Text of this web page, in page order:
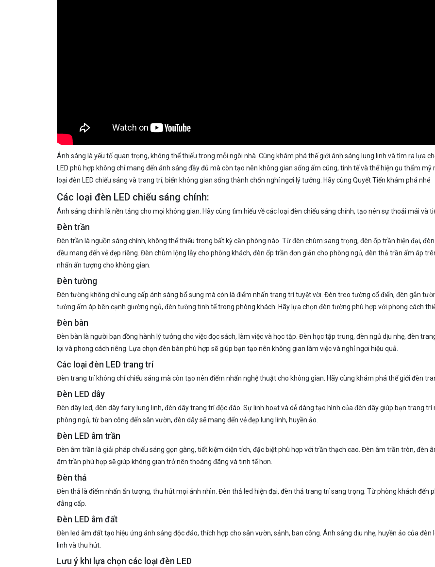
Ánh sáng là yếu tố quan trọng, không thể thiếu trong mỗi ngôi nhà. Cùng khám phá thế giới ánh sáng lung linh và tìm ra lựa
LED phù hợp không chỉ mang đến ánh sáng đầy đủ mà còn tạo nên không gian sống ấm cúng, tinh tế và thể hiện gu thẩm
loại đèn LED chiếu sáng và trang trí, biến không gian sống thành chốn nghỉ ngơi lý tưởng. Hãy cùng Quyết Tiến khám phá nhé
Các loại đèn LED chiếu sáng chính:
Ánh sáng chính là nền tảng cho mọi không gian. Hãy cùng tìm hiểu về các loại đèn chiếu sáng chính, tạo nên sự thoải mái và
Đèn trần
Đèn trần là nguồn sáng chính, không thể thiếu trong bất kỳ căn phòng nào. Từ đèn chùm sang trọng, đèn ốp trần hiện đại,
đều mang đến vẻ đẹp riêng. Đèn chùm lộng lẫy cho phòng khách, đèn ốp trần đơn giản cho phòng ngủ, đèn thả trần ấm áp
nhấn ấn tượng cho không gian.
Đèn tường
Đèn tường không chỉ cung cấp ánh sáng bổ sung mà còn là điểm nhấn trang trí tuyệt vời. Đèn treo tường cổ điển, đèn gắn
tường ấm áp bên cạnh giường ngủ, đèn tường tinh tế trong phòng khách. Hãy lựa chọn đèn tường phù hợp với phong cách
Đèn bàn
Đèn bàn là người bạn đồng hành lý tưởng cho việc đọc sách, làm việc và học tập. Đèn học tập trung, đèn ngủ dịu nhẹ, đèn
lợi và phong cách riêng. Lựa chọn đèn bàn phù hợp sẽ giúp bạn tạo nên không gian làm việc và nghỉ ngơi hiệu quả.
Các loại đèn LED trang trí
Đèn trang trí không chỉ chiếu sáng mà còn tạo nên điểm nhấn nghệ thuật cho không gian. Hãy cùng khám phá thế giới đèn
Đèn LED dây
Đèn dây led, đèn dây fairy lung linh, đèn dây trang trí độc đáo. Sự linh hoạt và dễ dàng tạo hình của đèn dây giúp bạn trang
phòng ngủ, từ ban công đến sân vườn, đèn dây sẽ mang đến vẻ đẹp lung linh, huyền ảo.
Đèn LED âm trần
Đèn âm trần là giải pháp chiếu sáng gọn gàng, tiết kiệm diện tích, đặc biệt phù hợp với trần thạch cao. Đèn âm trần tròn, đèn
âm trần phù hợp sẽ giúp không gian trở nên thoáng đãng và tinh tế hơn.
Đèn thả
Đèn thả là điểm nhấn ấn tượng, thu hút mọi ánh nhìn. Đèn thả led hiện đại, đèn thả trang trí sang trọng. Từ phòng khách đến
đẳng cấp.
Đèn LED âm đất
Đèn led âm đất tạo hiệu ứng ánh sáng độc đáo, thích hợp cho sân vườn, sảnh, ban công. Ánh sáng dịu nhẹ, huyền ảo của
linh và thu hút.
Lưu ý khi lựa chọn các loại đèn LED